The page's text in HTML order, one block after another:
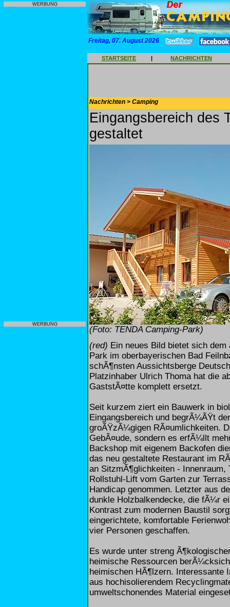
WERBUNG
WERBUNG
Freitag, 07. August 2026
STARTSEITE | NACHRICHTEN
Nachrichten > Camping
Eingangsbereich des
gestaltet
(Foto: TENDA Camping-Park)
(red) Ein neues Bild bietet sich
Park im oberbayerischen Bad
schÃ¶nsten Aussichtsberge
Platzinhaber Ulrich Thoma hat die
GaststÃ¤tte komplett ersetzt.
Seit kurzem ziert ein Bauwerk in
Eingangsbereich und begrÃ¼ÃŸt
groÃŸzÃ¼gigen RÃ¤umlichkeiten.
GebÃ¤ude, sondern es erfÃ¼llt
Backshop mit eigenem Backofen
das neu gestaltete Restaurant im
an SitzmÃ¶glichkeiten -
Rollstuhl-Lift vom Garten zur
Handicap genommen. Letzter aus
dunkle Holzbalkendecke, die fÃ¼r
Kontrast zum modernen Baustil
eingerichtete, komfortable
vier Personen geschaffen.
Es wurde unter streng
heimische Ressourcen
heimischen HÃ¶lzern. Interessante
aus hochisolierendem
umweltschonendes Material